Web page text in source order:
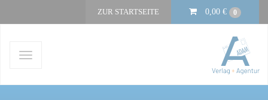
0,00 € 0
ZUR STARTSEITE
Navigation